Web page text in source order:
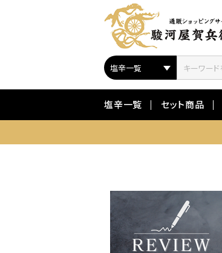
塩辛一覧 セット商品